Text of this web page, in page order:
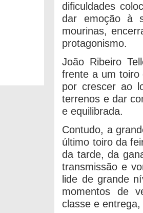
dificuldades
dar emoção à
mourinas,
protagonismo.
João Ribeiro
frente a um toiro
por crescer ao
terrenos e dar
e equilibrada.
Contudo, a
último toiro da
da tarde, da
transmissão e
lide de grande
momentos de
classe e